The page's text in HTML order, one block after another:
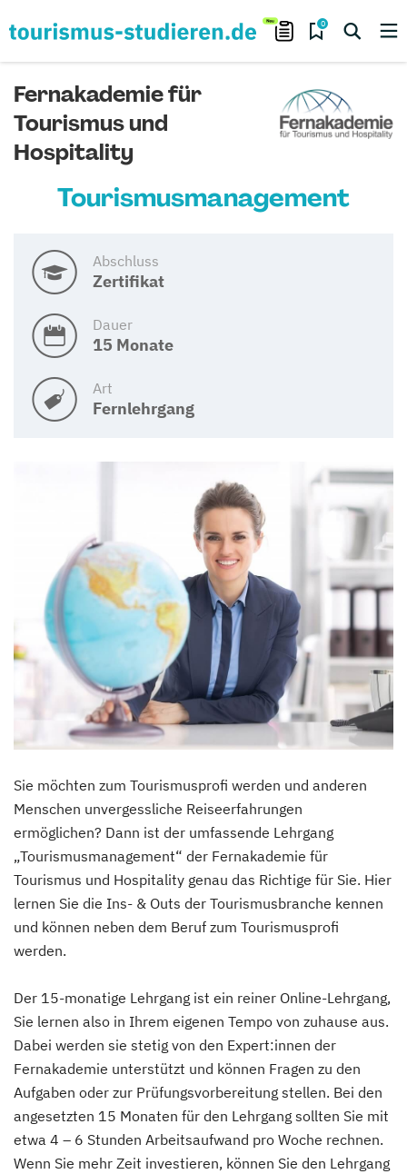
0
Fernakademie für
Tourismus und
Hospitality
Tourismusmanagement
Abschluss
Zertifikat
Dauer
15 Monate
Art
Fernlehrgang
Sie möchten zum Tourismusprofi werden und anderen
Menschen unvergessliche Reiseerfahrungen
ermöglichen? Dann ist der umfassende Lehrgang
„Tourismusmanagement“ der Fernakademie für
Tourismus und Hospitality genau das Richtige für Sie. Hier
lernen Sie die Ins- & Outs der Tourismusbranche kennen
und können neben dem Beruf zum Tourismusprofi
werden.
Der 15-monatige Lehrgang ist ein reiner Online-Lehrgang,
Sie lernen also in Ihrem eigenen Tempo von zuhause aus.
Dabei werden sie stetig von den Expert:innen der
Fernakademie unterstützt und können Fragen zu den
Aufgaben oder zur Prüfungsvorbereitung stellen. Bei den
angesetzten 15 Monaten für den Lehrgang sollten Sie mit
etwa 4 – 6 Stunden Arbeitsaufwand pro Woche rechnen.
Wenn Sie mehr Zeit investieren, können Sie den Lehrgang